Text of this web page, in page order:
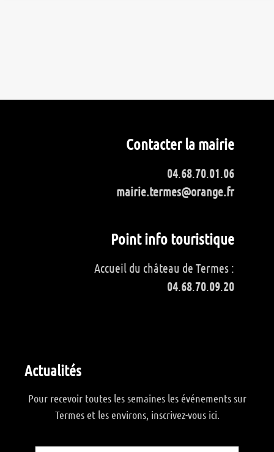
Contacter la mairie
04.68.70.01.06
mairie.termes@orange.fr
Point info touristique
Accueil du château de Termes :
04.68.70.09.20
Actualités
Pour recevoir toutes les semaines les événements sur
Termes et les environs, inscrivez-vous ici.